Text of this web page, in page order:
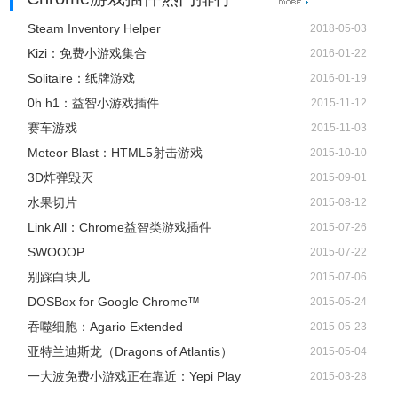
Steam Inventory Helper 2018-05-03
Kizi：免费小游戏集合 2016-01-22
Solitaire：纸牌游戏 2016-01-19
0h h1：益智小游戏插件 2015-11-12
赛车游戏 2015-11-03
Meteor Blast：HTML5射击游戏 2015-10-10
3D炸弹毁灭 2015-09-01
水果切片 2015-08-12
Link All：Chrome益智类游戏插件 2015-07-26
SWOOOP 2015-07-22
别踩白块儿 2015-07-06
DOSBox for Google Chrome™ 2015-05-24
吞噬细胞：Agario Extended 2015-05-23
亚特兰迪斯龙（Dragons of Atlantis） 2015-05-04
一大波免费小游戏正在靠近：Yepi Play 2015-03-28